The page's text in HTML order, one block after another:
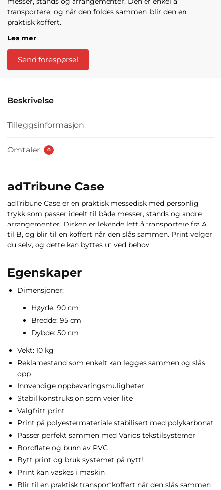
transportere, og når den foldes sammen, blir den en
praktisk koffert.
Les mer
Send forespørsel
Beskrivelse
Tilleggsinformasjon
Omtaler 0
adTribune Case
adTribune Case er en praktisk messedisk med personlig
trykk som passer ideelt til både messer, stands og andre
arrangementer. Disken er lekende lett å transportere fra A
til B, og blir til en koffert når den slås sammen. Print velger
du selv, og dette kan byttes ut ved behov.
Egenskaper
Dimensjoner:
Høyde: 90 cm
Bredde: 95 cm
Dybde: 50 cm
Vekt: 10 kg
Reklamestand som enkelt kan legges sammen og slås
opp
Innvendige oppbevaringsmuligheter
Stabil konstruksjon som veier lite
Valgfritt print
Print på polyestermateriale stabilisert med polykarbonat
Passer perfekt sammen med Varios tekstilsystemer
Bordflate og bunn av PVC
Bytt print og bruk systemet på nytt!
Print kan vaskes i maskin
Blir til en praktisk transportkoffert når den slås sammen